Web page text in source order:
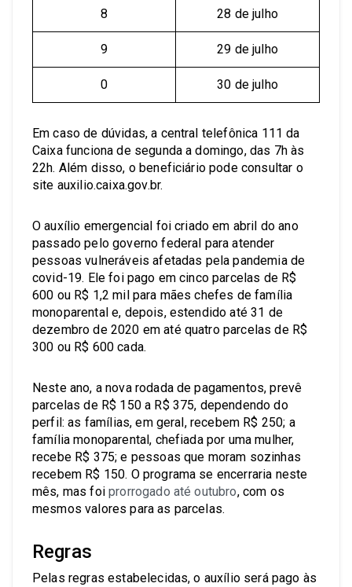
8 28 de julho
9 29 de julho
0 30 de julho
Em caso de dúvidas, a central telefônica 111 da
Caixa funciona de segunda a domingo, das 7h às
22h. Além disso, o beneficiário pode consultar o
site auxilio.caixa.gov.br.
O auxílio emergencial foi criado em abril do ano
passado pelo governo federal para atender
pessoas vulneráveis afetadas pela pandemia de
covid-19. Ele foi pago em cinco parcelas de R$
600 ou R$ 1,2 mil para mães chefes de família
monoparental e, depois, estendido até 31 de
dezembro de 2020 em até quatro parcelas de R$
300 ou R$ 600 cada.
Neste ano, a nova rodada de pagamentos, prevê
parcelas de R$ 150 a R$ 375, dependendo do
perfil: as famílias, em geral, recebem R$ 250; a
família monoparental, chefiada por uma mulher,
recebe R$ 375; e pessoas que moram sozinhas
recebem R$ 150. O programa se encerraria neste
mês, mas foiprorrogado até outubro, com os
mesmos valores para as parcelas.
Regras
Pelas regras estabelecidas, o auxílio será pago às